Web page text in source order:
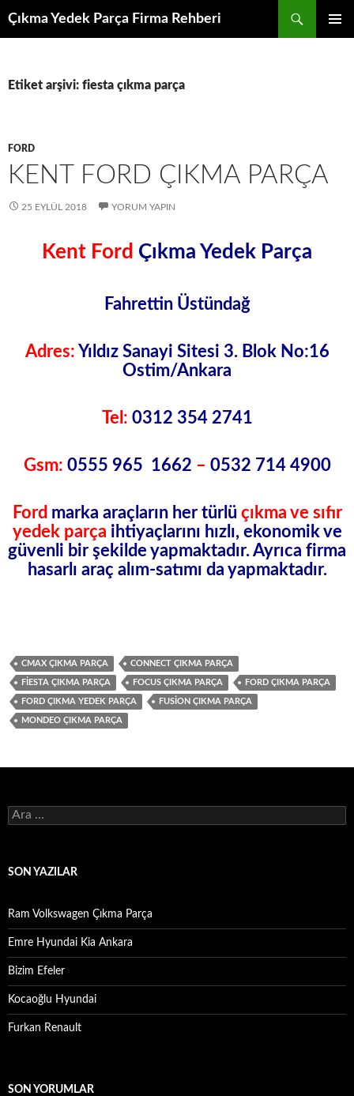
atla
Çıkma Yedek Parça Firma Rehberi
Etiket arşivi: fiesta çıkma parça
FORD
KENT FORD ÇIKMA PARÇA
25 EYLÜL 2018 YORUM YAPIN
Kent Ford Çıkma Yedek Parça
Fahrettin Üstündağ
Adres: Yıldız Sanayi Sitesi 3. Blok No:16
Ostim/Ankara
Tel: 0312 354 2741
Gsm: 0555 965 1662 – 0532 714 4900
Ford marka araçların her türlü çıkma ve sıfır
yedek parça ihtiyaçlarını hızlı, ekonomik ve
güvenli bir şekilde yapmaktadır. Ayrıca firma
hasarlı araç alım-satımı da yapmaktadır.
CMAX ÇIKMA PARÇA CONNECT ÇIKMA PARÇA
FIESTA ÇIKMA PARÇA FOCUS ÇIKMA PARÇA FORD ÇIKMA PARÇA
FORD ÇIKMA YEDEK PARÇA FUSION ÇIKMA PARÇA
MONDEO ÇIKMA PARÇA
Arama:
SON YAZILAR
Ram Volkswagen Çıkma Parça
Emre Hyundai Kia Ankara
Bizim Efeler
Kocaoğlu Hyundai
Furkan Renault
SON YORUMLAR